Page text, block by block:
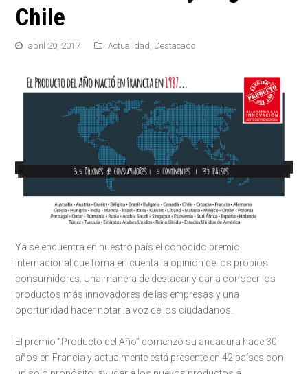
Chile
abril 20, 2017 Actualidad, Destacado
Ya se encuentra en nuestro país el conocido premio
internacional que toma en cuenta la opinión de los propios
consumidores. Una manera de destacar y dar a conocer los
productos más innovadores de las empresas y una
oportunidad hacer notar la voz de los ciudadanos.
El premio “Producto del Año” comenzó su andadura hace 30
años en Francia y actualmente está presente en 42 países con